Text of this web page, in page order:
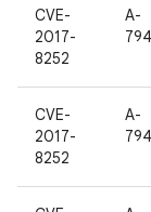
CVE-
2017-
8252
A-
CVE-
2017-
8252
A-